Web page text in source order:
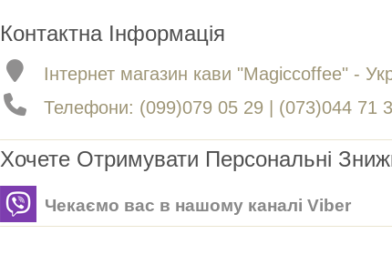
Контактна Інформація
Інтернет магазин кави "Magiccoffee" -
Телефони: (099)079 05 29 | (073)044 71
Хочете Отримувати Персональні
Чекаємо вас в нашому каналі Viber